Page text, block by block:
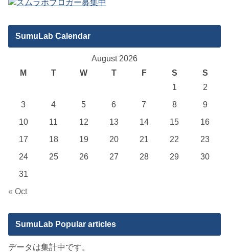
SumuLab Calendar
August 2026
M
T W T F S
S
1
2
3
4 5 6 7 8
9
10
11 12 13 14 15
16
17
18 19 20 21 22
23
24
25 26 27 28 29
30
31
« Oct
SumuLab Popular articles
データは集計中です。